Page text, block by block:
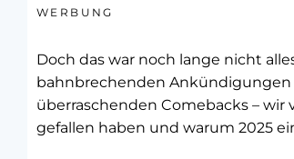
WERBUNG
Doch das war noch lange nicht
bahnbrechenden Ankündigungen
überraschenden Comebacks – wir
gefallen haben und warum 2025